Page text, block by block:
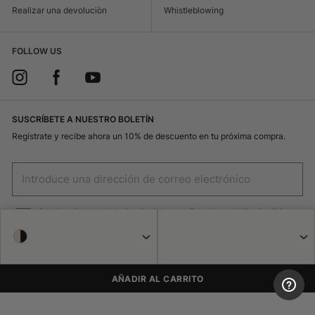
AÑADIR AL CARRITO
Realizar una devoluciòn Whistleblowing
FOLLOW US
SUSCRÍBETE A NUESTRO BOLETÍN
Regístrate y recibe ahora un 10% de descuento en tu próxima compra.
Autorizo el tratamiento de mis datos con fines de marketing (recibir